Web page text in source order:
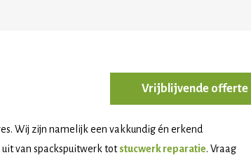
Vrijblijvende offerte
Wij zijn namelijk een vakkundig én erkend
uit van spackspuitwerk totstucwerk reparatie. Vraag